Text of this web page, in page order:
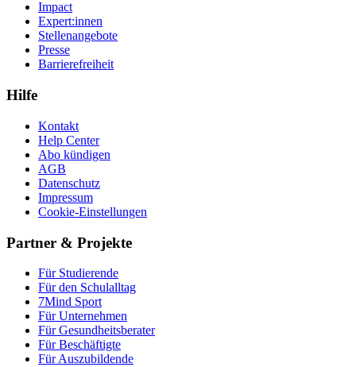
Impact
Expert:innen
Stellenangebote
Presse
Barrierefreiheit
Hilfe
Kontakt
Help Center
Abo kündigen
AGB
Datenschutz
Impressum
Cookie-Einstellungen
Partner & Projekte
Für Stu­die­rende
Für den Schulalltag
7Mind Sport
Für Unter­neh­men
Für Gesund­heits­be­ra­ter
Für Beschäftigte
Für Auszubildende